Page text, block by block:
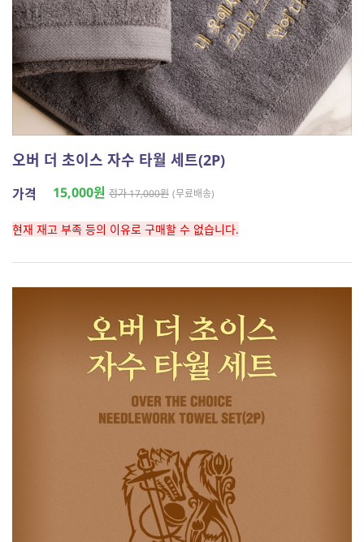
오버 더 초이스 자수 타월 세트(2P)
가격 15,000원 정가 17,000원 (무료배송)
현재 재고 부족 등의 이유로 구매할 수 없습니다.